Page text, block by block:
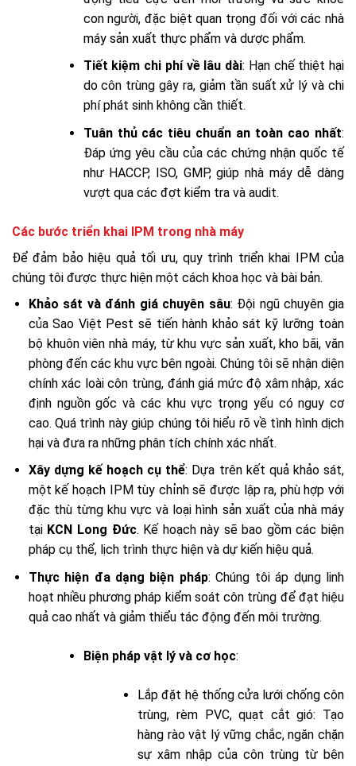
con người, đặc biệt quan trọng đối với các nhà
máy sản xuất thực phẩm và dược phẩm.
Tiết kiệm chi phí về lâu dài: Hạn chế thiệt hại
do côn trùng gây ra, giảm tần suất xử lý và chi
phí phát sinh không cần thiết.
Tuân thủ các tiêu chuẩn an toàn cao nhất:
Đáp ứng yêu cầu của các chứng nhận quốc tế
như HACCP, ISO, GMP, giúp nhà máy dễ dàng
vượt qua các đợt kiểm tra và audit.
Các bước triển khai IPM trong nhà máy
Để đảm bảo hiệu quả tối ưu, quy trình triển khai IPM của
chúng tôi được thực hiện một cách khoa học và bài bản.
Khảo sát và đánh giá chuyên sâu: Đội ngũ chuyên gia
của Sao Việt Pest sẽ tiến hành khảo sát kỹ lưỡng toàn
bộ khuôn viên nhà máy, từ khu vực sản xuất, kho bãi, văn
phòng đến các khu vực bên ngoài. Chúng tôi sẽ nhận diện
chính xác loài côn trùng, đánh giá mức độ xâm nhập, xác
định nguồn gốc và các khu vực trọng yếu có nguy cơ
cao. Quá trình này giúp chúng tôi hiểu rõ về tình hình dịch
hại và đưa ra những phân tích chính xác nhất.
Xây dựng kế hoạch cụ thể: Dựa trên kết quả khảo sát,
một kế hoạch IPM tùy chỉnh sẽ được lập ra, phù hợp với
đặc thù từng khu vực và loại hình sản xuất của nhà máy
tại KCN Long Đức. Kế hoạch này sẽ bao gồm các biện
pháp cụ thể, lịch trình thực hiện và dự kiến hiệu quả.
Thực hiện đa dạng biện pháp: Chúng tôi áp dụng linh
hoạt nhiều phương pháp kiểm soát côn trùng để đạt hiệu
quả cao nhất và giảm thiểu tác động đến môi trường.
Biện pháp vật lý và cơ học:
Lắp đặt hệ thống cửa lưới chống côn
trùng, rèm PVC, quạt cắt gió: Tạo
hàng rào vật lý vững chắc, ngăn chặn
sự xâm nhập của côn trùng từ bên